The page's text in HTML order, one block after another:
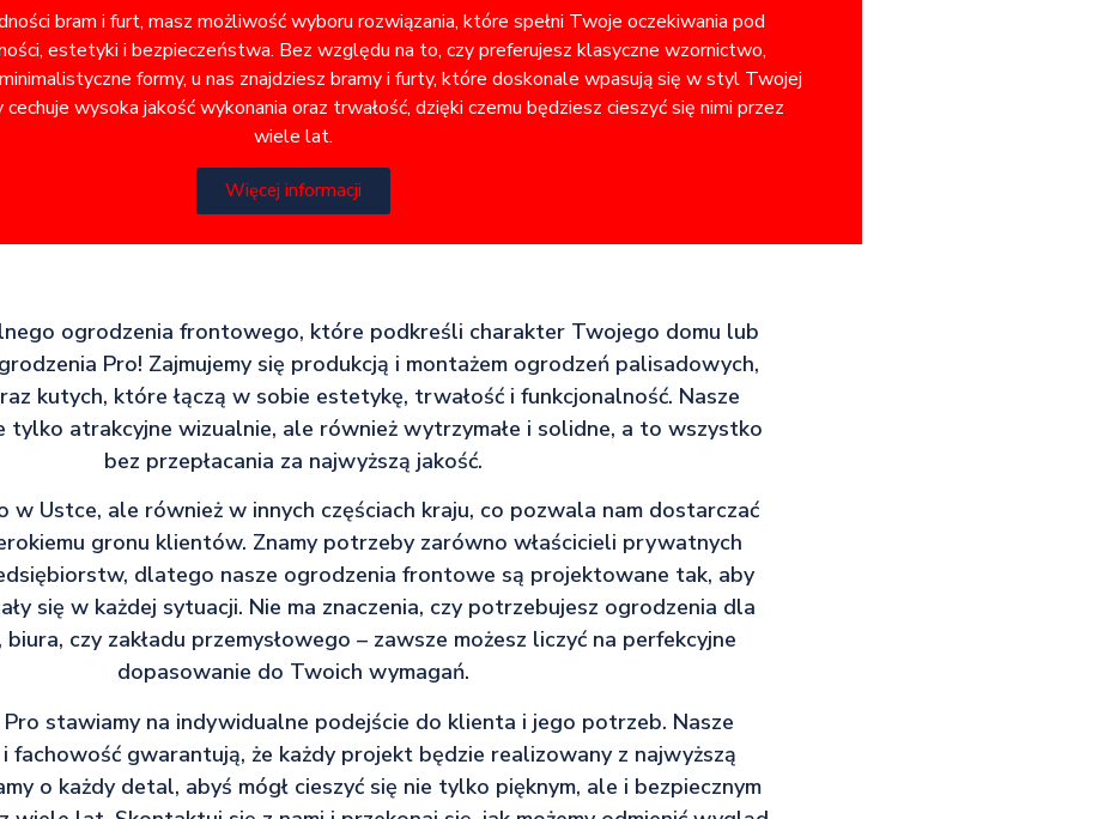
bram i furt, masz możliwość wyboru rozwiązania, które spełni Twoje oczekiwania pod
estetyki i bezpieczeństwa. Bez względu na to, czy preferujesz klasyczne wzornictwo,
formy, u nas znajdziesz bramy i furty, które doskonale wpasują się w styl Twojej
wysoka jakość wykonania oraz trwałość, dzięki czemu będziesz cieszyć się nimi przez
wiele lat.
Więcej informacji
ogrodzenia frontowego, które podkreśli charakter Twojego domu lub
Pro! Zajmujemy się produkcją i montażem ogrodzeń palisadowych,
kutych, które łączą w sobie estetykę, trwałość i funkcjonalność. Nasze
tylko atrakcyjne wizualnie, ale również wytrzymałe i solidne, a to wszystko
bez przepłacania za najwyższą jakość.
w Ustce, ale również w innych częściach kraju, co pozwala nam dostarczać
gronu klientów. Znamy potrzeby zarówno właścicieli prywatnych
dlatego nasze ogrodzenia frontowe są projektowane tak, aby
się w każdej sytuacji. Nie ma znaczenia, czy potrzebujesz ogrodzenia dla
czy zakładu przemysłowego – zawsze możesz liczyć na perfekcyjne
dopasowanie do Twoich wymagań.
stawiamy na indywidualne podejście do klienta i jego potrzeb. Nasze
fachowość gwarantują, że każdy projekt będzie realizowany z najwyższą
o każdy detal, abyś mógł cieszyć się nie tylko pięknym, ale i bezpiecznym